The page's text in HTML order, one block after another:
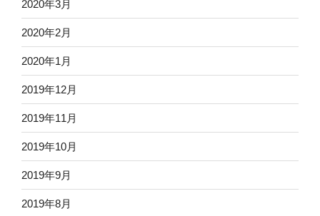
2020年3月
2020年2月
2020年1月
2019年12月
2019年11月
2019年10月
2019年9月
2019年8月